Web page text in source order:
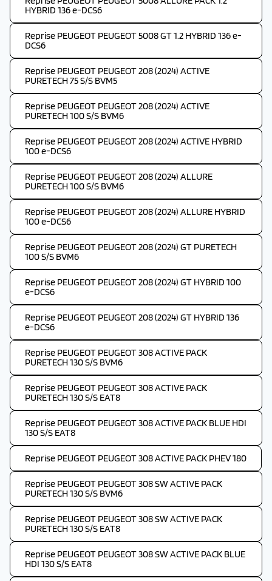
HYBRID 136 e-DCS6
Reprise PEUGEOT PEUGEOT 5008 GT 1.2 HYBRID 136 e-
DCS6
Reprise PEUGEOT PEUGEOT 208 (2024) ACTIVE
PURETECH 75 S/S BVM5
Reprise PEUGEOT PEUGEOT 208 (2024) ACTIVE
PURETECH 100 S/S BVM6
Reprise PEUGEOT PEUGEOT 208 (2024) ACTIVE HYBRID
100 e-DCS6
Reprise PEUGEOT PEUGEOT 208 (2024) ALLURE
PURETECH 100 S/S BVM6
Reprise PEUGEOT PEUGEOT 208 (2024) ALLURE HYBRID
100 e-DCS6
Reprise PEUGEOT PEUGEOT 208 (2024) GT PURETECH
100 S/S BVM6
Reprise PEUGEOT PEUGEOT 208 (2024) GT HYBRID 100
e-DCS6
Reprise PEUGEOT PEUGEOT 208 (2024) GT HYBRID 136
e-DCS6
Reprise PEUGEOT PEUGEOT 308 ACTIVE PACK
PURETECH 130 S/S BVM6
Reprise PEUGEOT PEUGEOT 308 ACTIVE PACK
PURETECH 130 S/S EAT8
Reprise PEUGEOT PEUGEOT 308 ACTIVE PACK BLUE HDI
130 S/S EAT8
Reprise PEUGEOT PEUGEOT 308 ACTIVE PACK PHEV 180
Reprise PEUGEOT PEUGEOT 308 SW ACTIVE PACK
PURETECH 130 S/S BVM6
Reprise PEUGEOT PEUGEOT 308 SW ACTIVE PACK
PURETECH 130 S/S EAT8
Reprise PEUGEOT PEUGEOT 308 SW ACTIVE PACK BLUE
HDI 130 S/S EAT8